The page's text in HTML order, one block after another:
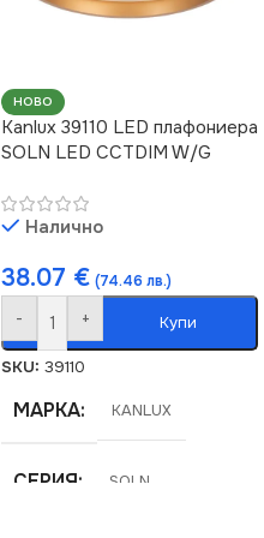
НОВО
Kanlux 39110 LED плафониера
SOLN LED CCTDIM W/G
Налично
38.07 € (74.46 лв.)
- + Купи
SKU: 39110
МАРКА KANLUX
СЕРИЯ SOLN